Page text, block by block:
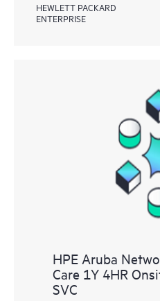
HEWLETT PACKARD
ENTERPRISE
HPE Aruba
Care 1Y 4HR
SVC